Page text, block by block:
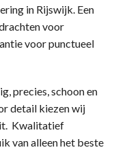
in Rijswijk. Een
voor
voor punctueel
precies, schoon en
detail kiezen wij
Kwalitatief
van alleen het beste